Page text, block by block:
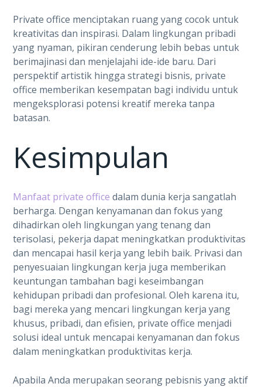
Private office menciptakan ruang yang cocok untuk
kreativitas dan inspirasi. Dalam lingkungan pribadi
yang nyaman, pikiran cenderung lebih bebas untuk
berimajinasi dan menjelajahi ide-ide baru. Dari
perspektif artistik hingga strategi bisnis, private
office memberikan kesempatan bagi individu untuk
mengeksplorasi potensi kreatif mereka tanpa
batasan.
Kesimpulan
Manfaat private office dalam dunia kerja sangatlah
berharga. Dengan kenyamanan dan fokus yang
dihadirkan oleh lingkungan yang tenang dan
terisolasi, pekerja dapat meningkatkan produktivitas
dan mencapai hasil kerja yang lebih baik. Privasi dan
penyesuaian lingkungan kerja juga memberikan
keuntungan tambahan bagi keseimbangan
kehidupan pribadi dan profesional. Oleh karena itu,
bagi mereka yang mencari lingkungan kerja yang
khusus, pribadi, dan efisien, private office menjadi
solusi ideal untuk mencapai kenyamanan dan fokus
dalam meningkatkan produktivitas kerja.
Apabila Anda merupakan seorang pebisnis yang aktif